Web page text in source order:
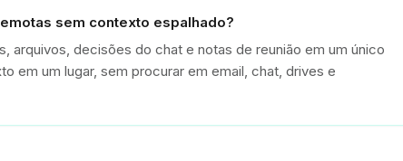
sem contexto espalhado?
arquivos, decisões do chat e notas de reunião em um único
em um lugar, sem procurar em email, chat, drives e